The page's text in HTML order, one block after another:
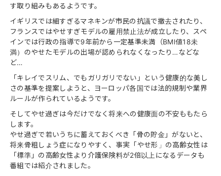
す取り組みもあるようです。
イギリスでは細すぎるマネキンが市民の抗議で撤去されたり、
フランスではやせすぎモデルの雇用禁止法が成立したり、スペ
インでは行政の指導で9年前から一定基準未満（BMI値18未
満）のやせたモデルの出場が認められなくなったり…などな
ど…
「キレイでスリム、でもガリガリでない」という健康的な美し
さの基準を提案しようと、ヨーロッパ各国では法的規制や業界
ルールが作られているようです。
そしてやせ過ぎは今だけでなく将来への健康面の不安ももたら
します。
やせ過ぎで若いうちに蓄えておくべき「骨の貯金」がないと、
将来骨粗しょう症になりやすく、事実「やせ形」の高齢女性は
「標準」の高齢女性より介護保険料が2倍以上になるデータも
番組では紹介されました。